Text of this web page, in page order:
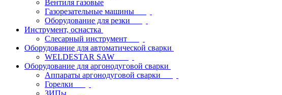
Вентиля газовые
Газорезательные машины
Оборудование для резки
Инструмент, оснастка
Слесарный инструмент
Оборудование для автоматической сварки
WELDESTAR SAW
Оборудование для аргонодуговой сварки
Аппараты аргонодуговой сварки
Горелки
ЗИПы